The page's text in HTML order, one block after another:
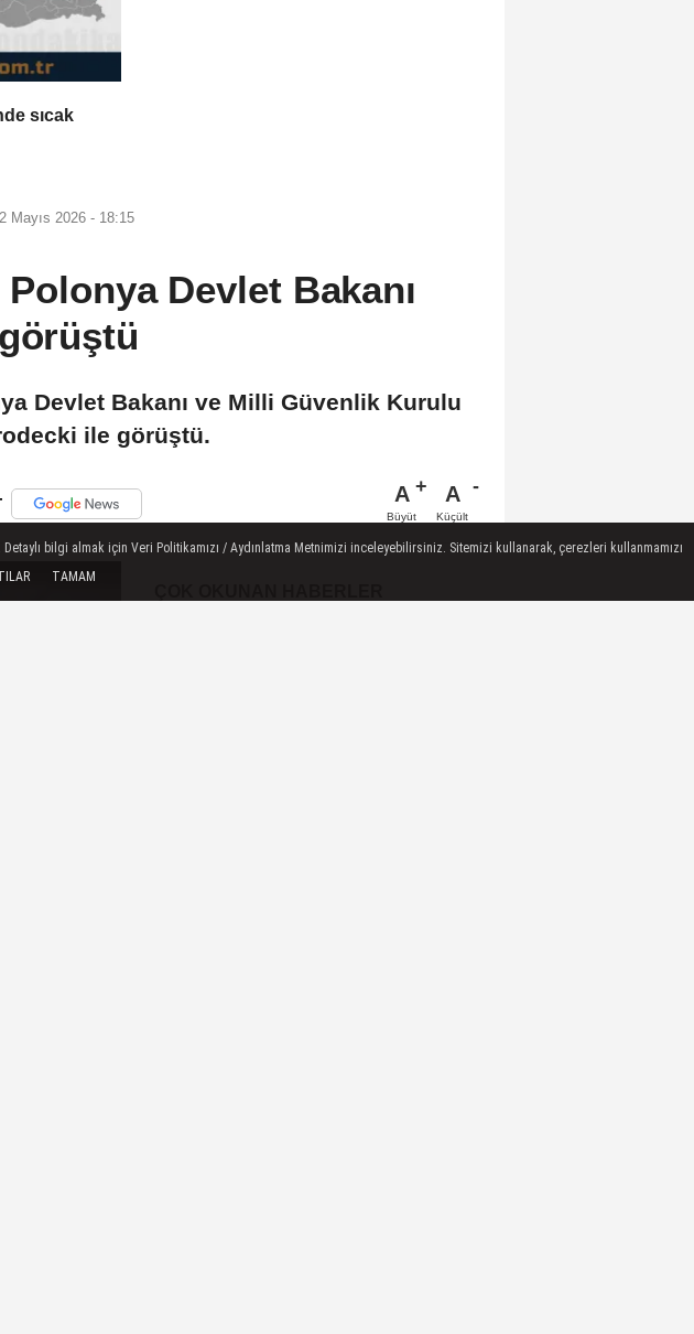
sıcak
Mayıs 2026 - 18:15
Devlet Bakanı
Devlet Bakanı ve Milli Güvenlik Kurulu
ile görüştü.
A
Büyüt
A
Küçült
bilgi almak için Veri Politikamızı / Aydınlatma Metnimizi inceleyebilirsiniz. Sitemizi kullanarak, çerezleri kullanmamızı
TAMAM